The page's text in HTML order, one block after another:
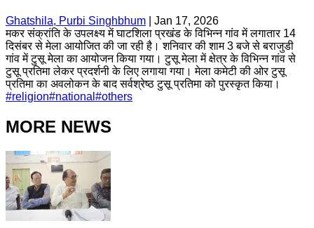
Ghatshila, Purbi Singhbhum
Jan 17, 2026
मकर संक्रांति के उपलक्ष्य में घाटशिला प्रखंड के विभिन्न गांव में लगातार 14
दिसंबर से मेला आयोजित की जा रही है। शनिवार की शाम 3 बजे से बराजुडी
गांव में टुसू मेला का आयोजन किया गया। टुसू मेला में क्षेत्र के विभिन्न गांव से
टुसू प्रतिमा लेकर प्रदर्शनी के लिए लगाया गया। मेला कमेटी की ओर टुसू
प्रतिमा का अवलोकन के बाद सर्वश्रेष्ठ टुसू प्रतिमा को पुरस्कृत किया।
#religion#national #others
MORE NEWS